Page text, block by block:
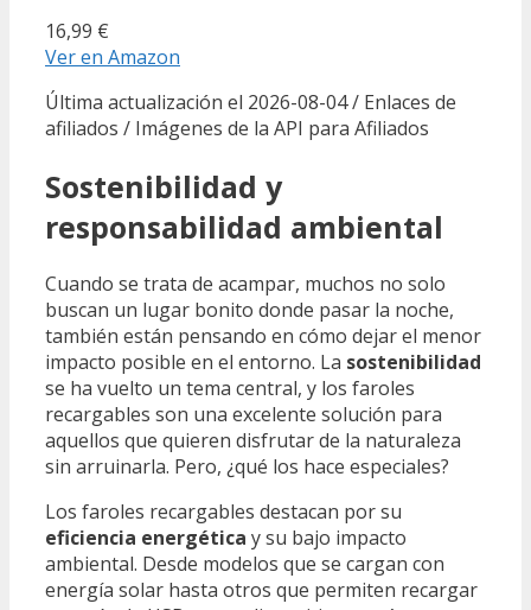
16,99 €
Ver en Amazon
Última actualización el 2026-08-04 / Enlaces de
afiliados / Imágenes de la API para Afiliados
Sostenibilidad y
responsabilidad ambiental
Cuando se trata de acampar, muchos no solo
buscan un lugar bonito donde pasar la noche,
también están pensando en cómo dejar el menor
impacto posible en el entorno. La sostenibilidad
se ha vuelto un tema central, y los faroles
recargables son una excelente solución para
aquellos que quieren disfrutar de la naturaleza
sin arruinarla. Pero, ¿qué los hace especiales?
Los faroles recargables destacan por su
eficiencia energética y su bajo impacto
ambiental. Desde modelos que se cargan con
energía solar hasta otros que permiten recargar